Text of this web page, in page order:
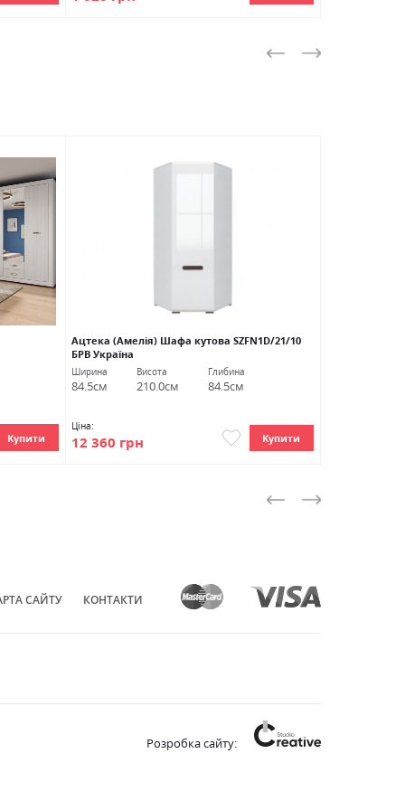
Купити
Ацтека (Амелія) Шафа кутова SZFN1D/21/10
БРВ Україна
Ширина
84.5см
Висота
210.0см
Глибина
84.5см
Ціна:
12 360 грн Купити
САЙТУ КОНТАКТИ
Розробка сайту: